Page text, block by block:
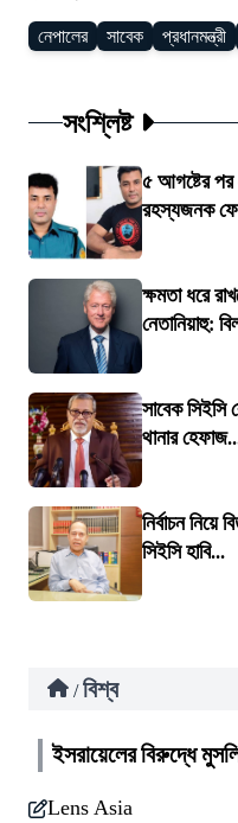
নেপালের সাবেক প্রধানমন্ত্রী
সংশ্লিষ্ট
৫ আগষ্টের পর
রহস্যজনক
ক্ষমতা ধরে
নেতানিয়াহু:
সাবেক
থানার
নির্বাচন নিয়ে
সিইসি হাবি...
/ বিশ্ব
ইসরায়েলের বিরুদ্ধে
Lens Asia